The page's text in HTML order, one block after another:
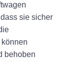
sie sicher
behoben